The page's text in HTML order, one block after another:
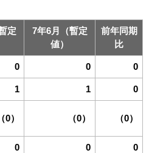
定
7年6月（暫定
値）
前年同期
比
0 0 0
1 1 0
（0） （0） （0）
0 0 0